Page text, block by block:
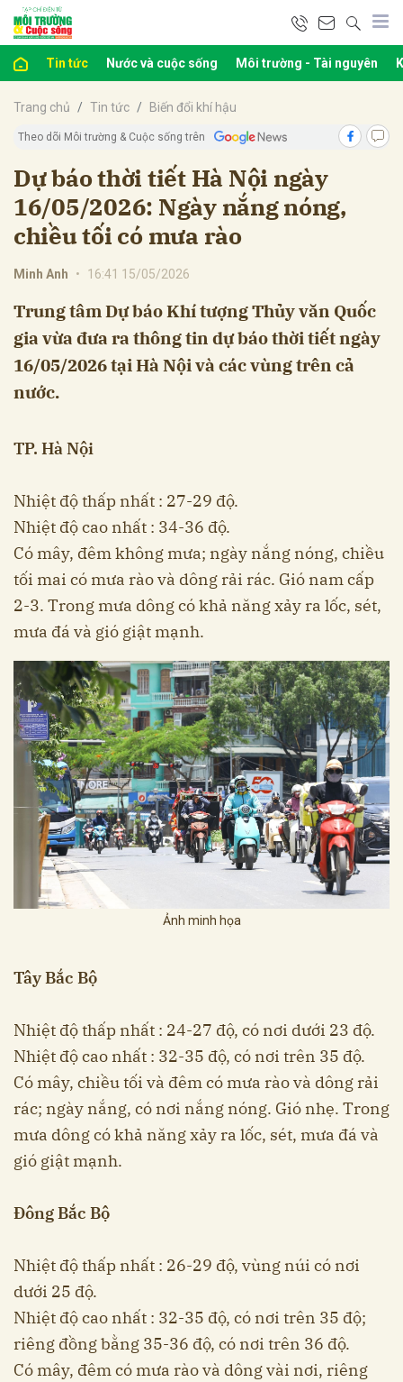
Tin tức Nước và cuộc sống Môi trường - Tài nguyên
Trang chủ Tin tức Biến đổi khí hậu
Theo dõi Môi trường & Cuộc sống trên
Dự báo thời tiết Hà Nội ngày
16/05/2026: Ngày nắng nóng,
chiều tối có mưa rào
Minh Anh • 16:41 15/05/2026
Trung tâm Dự báo Khí tượng Thủy văn Quốc
gia vừa đưa ra thông tin dự báo thời tiết ngày
16/05/2026 tại Hà Nội và các vùng trên cả
nước.
TP. Hà Nội
Nhiệt độ thấp nhất : 27-29 độ.
Nhiệt độ cao nhất : 34-36 độ.
Có mây, đêm không mưa; ngày nắng nóng, chiều
tối mai có mưa rào và dông rải rác. Gió nam cấp
2-3. Trong mưa dông có khả năng xảy ra lốc, sét,
mưa đá và gió giật mạnh.
Ảnh minh họa
Tây Bắc Bộ
Nhiệt độ thấp nhất : 24-27 độ, có nơi dưới 23 độ.
Nhiệt độ cao nhất : 32-35 độ, có nơi trên 35 độ.
Có mây, chiều tối và đêm có mưa rào và dông rải
rác; ngày nắng, có nơi nắng nóng. Gió nhẹ. Trong
mưa dông có khả năng xảy ra lốc, sét, mưa đá và
gió giật mạnh.
Đông Bắc Bộ
Nhiệt độ thấp nhất : 26-29 độ, vùng núi có nơi
dưới 25 độ.
Nhiệt độ cao nhất : 32-35 độ, có nơi trên 35 độ;
riêng đồng bằng 35-36 độ, có nơi trên 36 độ.
Có mây, đêm có mưa rào và dông vài nơi, riêng
Hủy